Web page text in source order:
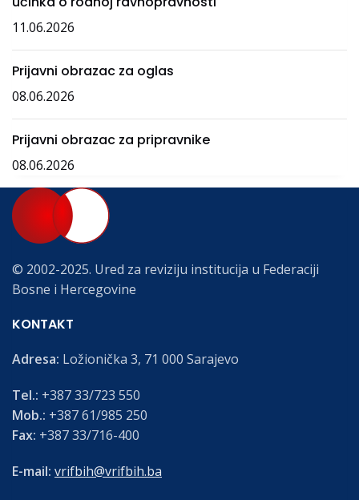
11.06.2026
Prijavni obrazac za oglas
08.06.2026
Prijavni obrazac za pripravnike
08.06.2026
© 2002-2025. Ured za reviziju institucija u Federaciji
Bosne i Hercegovine
KONTAKT
Adresa: Ložionička 3, 71 000 Sarajevo
Tel.: +387 33/723 550
Mob.: +387 61/985 250
Fax: +387 33/716-400
E-mail: vrifbih@vrifbih.ba